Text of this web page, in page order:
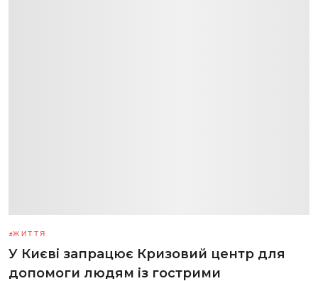
ЖИТТЯ
У Києві запрацює Кризовий центр для
допомоги людям із гострими